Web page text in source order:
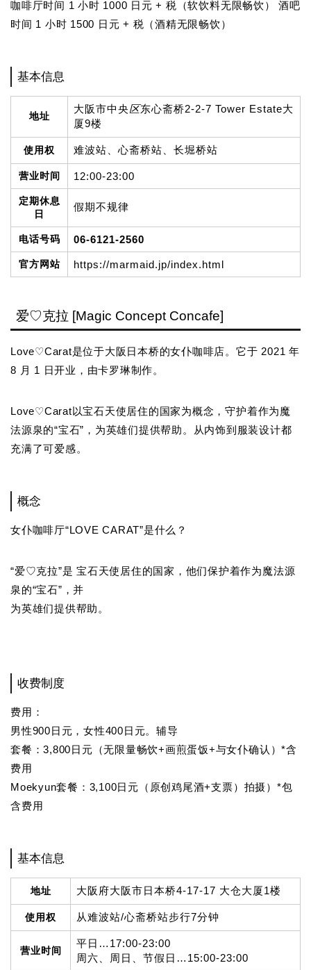
咖啡厅时间 1 小时 1000 日元 + 税（软饮料无限畅饮） 酒吧
时间 1 小时 1500 日元 + 税（酒精无限畅饮）
基本信息
地址
大阪市中央区东心斋桥2-2-7 Tower Estate大
厦9楼
使用权 难波站、心斋桥站、长堀桥站
营业时间 12:00-23:00
定期休息
日
假期不规律
电话号码 06-6121-2560
官方网站 https://marmaid.jp/index.html
爱♡克拉 [Magic Concept Concafe]
Love♡Carat是位于大阪日本桥的女仆咖啡店。它于 2021 年
8 月 1 日开业，由卡罗琳制作。
Love♡Carat以宝石天使居住的国家为概念，守护着作为魔
法源泉的“宝石”，为英雄们提供帮助。从内饰到服装设计都
充满了可爱感。
概念
女仆咖啡厅“LOVE CARAT”是什么？
“爱♡克拉”是 宝石天使居住的国家，他们保护着作为魔法源
泉的“宝石”，并
为英雄们提供帮助。
收费制度
费用：
男性900日元，女性400日元。辅导
套餐：3,800日元（无限量畅饮+画煎蛋饭+与女仆确认）*含
费用
Moekyun套餐：3,100日元（原创鸡尾酒+支票）拍摄）*包
含费用
基本信息
地址 大阪府大阪市日本桥4-17-17 大仓大厦1楼
使用权 从难波站/心斋桥站步行7分钟
营业时间
平日…17:00-23:00
周六、周日、节假日…15:00-23:00